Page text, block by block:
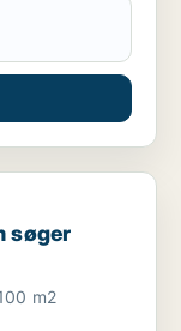
i
søger
m2